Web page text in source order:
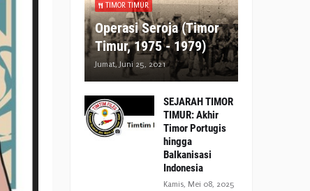
TIMOR TIMUR
Operasi Seroja (Timor
Timur, 1975 - 1979)
Jumat, Juni 25, 2021
SEJARAH TIMOR
TIMUR: Akhir
Timor Portugis
hingga
Balkanisasi
Indonesia
Kamis, Mei 08, 2025